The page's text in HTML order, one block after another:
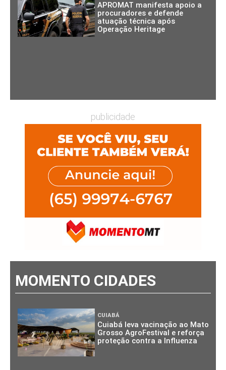
APROMAT manifesta apoio a
procuradores e defende
atuação técnica após
Operação Heritage
publicidade
MOMENTO CIDADES
CUIABÁ
Cuiabá leva vacinação ao Mato
Grosso AgroFestival e reforça
proteção contra a Influenza